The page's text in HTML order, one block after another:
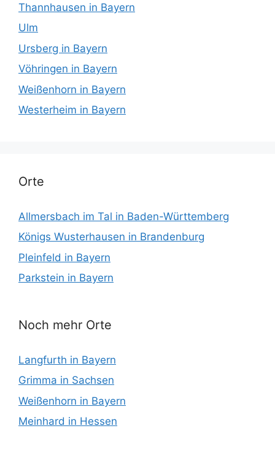
Thannhausen in Bayern
Ulm
Ursberg in Bayern
Vöhringen in Bayern
Weißenhorn in Bayern
Westerheim in Bayern
Orte
Allmersbach im Tal in Baden-Württemberg
Königs Wusterhausen in Brandenburg
Pleinfeld in Bayern
Parkstein in Bayern
Noch mehr Orte
Langfurth in Bayern
Grimma in Sachsen
Weißenhorn in Bayern
Meinhard in Hessen